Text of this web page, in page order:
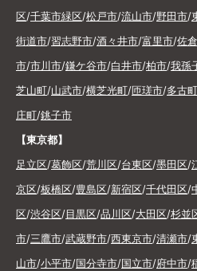
区/千葉市緑区/松戸市/流山市/野田市/
街道市/習志野市/酒々井市/富里市/佐
市/市川市/鎌ケ谷市/白井市/柏市/我孫
芝山町/山武市/横芝光町/匝瑳市/多古町
庄町/銚子市
【東京都】
足立区/葛飾区/荒川区/台東区/墨田区/
京区/板橋区/豊島区/新宿区/千代田区/
区/渋谷区/目黒区/品川区/大田区/杉並
市/三鷹市/武蔵野市/西東京市/清瀬市/
山市/小平市/国分寺市/国立市/府中市/